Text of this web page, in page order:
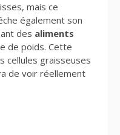
mais ce
également son
des aliments
de poids. Cette
cellules graisseuses
de voir réellement